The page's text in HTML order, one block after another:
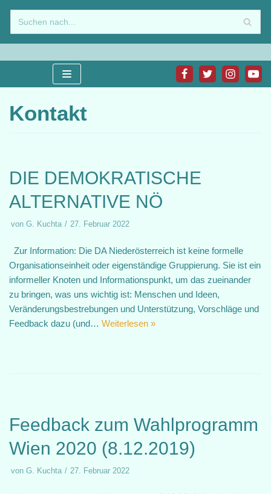
Zum
Inhalt
springen
Kontakt
DIE DEMOKRATISCHE
ALTERNATIVE NÖ
von G. Kuchta 27. Februar 2022
Zur Information: Die DA Niederösterreich ist keine formelle
Organisationseinheit oder eigenständige Gruppierung. Sie ist ein
informeller Knoten und Informationspunkt, um das zueinander
zu bringen, was uns wichtig ist: Menschen und Ideen,
Veränderungsbestrebungen und Unterstützung, Vorschläge und
Feedback dazu (und… Weiterlesen »
Feedback zum Wahlprogramm
Wien 2020 (8.12.2019)
von G. Kuchta 27. Februar 2022